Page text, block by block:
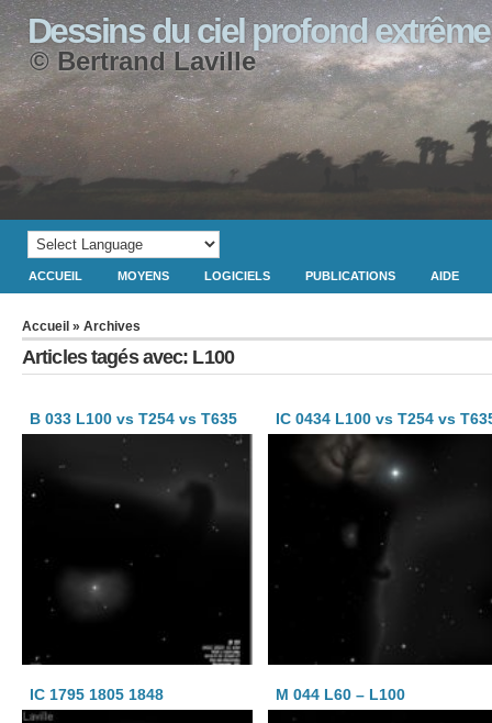
Dessins du ciel profond extrême
© Bertrand Laville
ACCUEIL MOYENS LOGICIELS PUBLICATIONS AIDE
Accueil » Archives
Articles tagés avec: L100
B 033 L100 vs T254 vs T635 IC 0434 L100 vs T254 vs
IC 1795 1805 1848 M 044 L60 – L100